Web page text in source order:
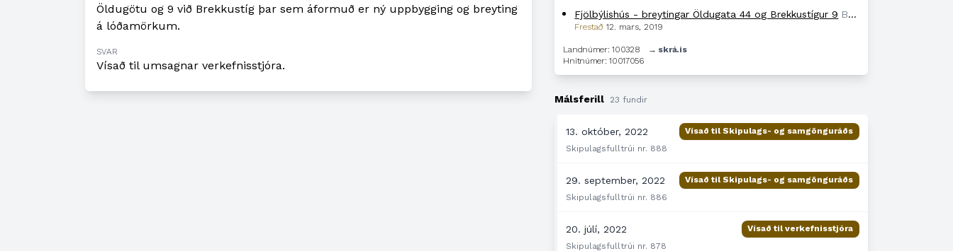
Öldugötu og 9 við Brekkustíg þar sem áformuð er ný uppbygging og breyting
á lóðamörkum.
SVAR
Vísað til umsagnar verkefnisstjóra.
Fjölbýlishús - breytingar Öldugata 44 og Brekkustígur 9 BN055693
Frestað12. mars, 2019
Landnúmer: 100328
→ skrá.is
Hnitnúmer: 10017056
Málsferill 23 fundir
13. október, 2022
Vísað til Skipulags- og samgönguráðs
Skipulagsfulltrúi nr. 888
29. september, 2022
Vísað til Skipulags- og samgönguráðs
Skipulagsfulltrúi nr. 886
20. júlí, 2022
Vísað til verkefnisstjóra
Skipulagsfulltrúi nr. 878